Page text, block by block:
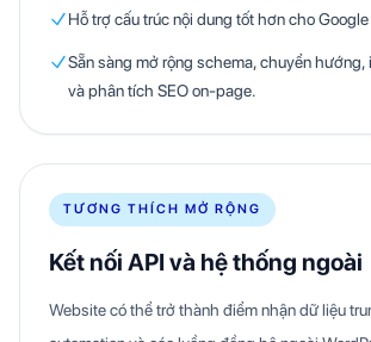
Hỗ trợ cấu trúc nội dung tốt hơn cho
Sẵn sàng mở rộng schema, chuyển hướng,
và phân tích SEO on-page.
TƯƠNG THÍCH MỞ RỘNG
Kết nối API và hệ thống ngoài
Website có thể trở thành điểm nhận dữ liệu